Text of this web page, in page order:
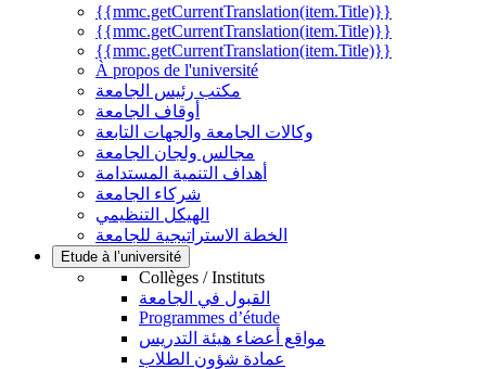
{{mmc.getCurrentTranslation(item.Title)}}
{{mmc.getCurrentTranslation(item.Title)}}
{{mmc.getCurrentTranslation(item.Title)}}
À propos de l'université
مكتب رئيس الجامعة
أوقاف الجامعة
وكالات الجامعة والجهات التابعة
مجالس ولجان الجامعة
أهداف التنمية المستدامة
شركاء الجامعة
الهيكل التنظيمي
الخطة الاستراتيجية للجامعة
Etude à l’université
Collèges / Instituts
القبول في الجامعة
Programmes d’étude
مواقع أعضاء هيئة التدريس
عمادة شؤون الطلاب